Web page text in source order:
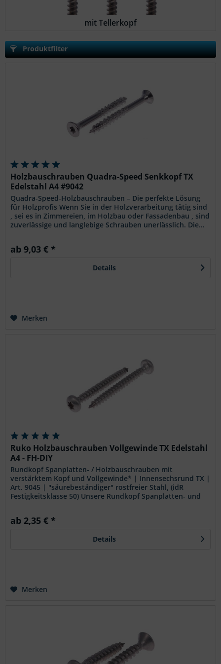
mit Tellerkopf
Produktfilter
Holzbauschrauben Quadra-Speed Senkkopf TX
Edelstahl A4 #9042
Quadra-Speed-Holzbauschrauben – Die perfekte Lösung
für Holzprofis Wenn Sie in der Holzverarbeitung tätig sind
, sei es in Zimmereien, im Holzbau oder Fassadenbau , sind
zuverlässige und langlebige Schrauben unerlässlich. Die...
ab 9,03 € *
Details
Merken
Ruko Holzbauschrauben Vollgewinde TX Edelstahl
A4 - FH-DIY
Rundkopf Spanplatten- / Holzbauschrauben mit
verstärktem Kopf und Vollgewinde* | Innensechsrund TX |
Art. 9045 | "säurebeständiger" rostfreier Stahl, (idR
Festigkeitsklasse 50) Unsere Rundkopf Spanplatten- und
ab 2,35 € *
Details
Merken